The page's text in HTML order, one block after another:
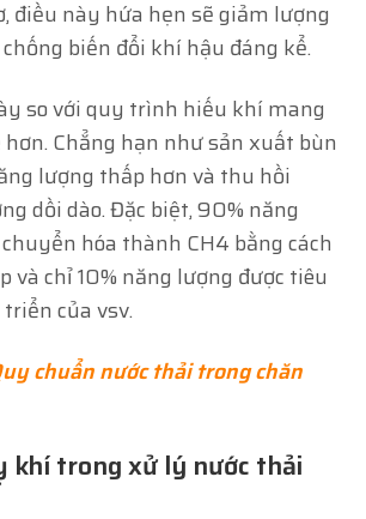
điều này hứa hẹn sẽ giảm lượng
biến đổi khí hậu đáng kể.
so với quy trình hiếu khí mang
Chẳng hạn như sản xuất bùn
lượng thấp hơn và thu hồi
dồi dào. Đặc biệt, 90% năng
hóa thành CH4 bằng cách
và chỉ 10% năng lượng được tiêu
của vsv.
chuẩn nước thải trong chăn
khí trong xử lý nước thải